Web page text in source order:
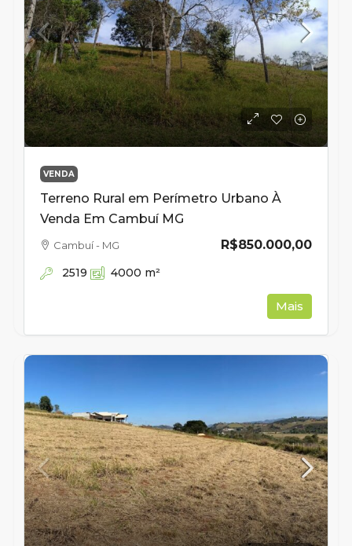
VENDA
Terreno Rural em Perímetro Urbano À
Venda Em Cambuí MG
R$850.000,00
Cambuí - MG
2519 4000 m²
Mais